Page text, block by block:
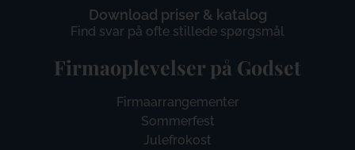
Download priser & katalog
Find svar på ofte stillede spørgsmål
Firmaoplevelser på Godset
Firmaarrangementer
Sommerfest
Julefrokost